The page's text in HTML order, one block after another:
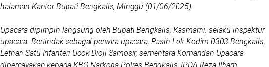
halaman Kantor Bupati Bengkalis, Minggu (01/06/2025).
Upacara dipimpin langsung oleh Bupati Bengkalis, Kasmarni, selaku inspektur
upacara. Bertindak sebagai perwira upacara, Pasih Lok Kodim 0303 Bengkalis,
Letnan Satu Infanteri Ucok Dioji Samosir, sementara Komandan Upacara
dipercayakan kepada KBO Narkoba Polres Bengkalis, IPDA Reza Ilham.